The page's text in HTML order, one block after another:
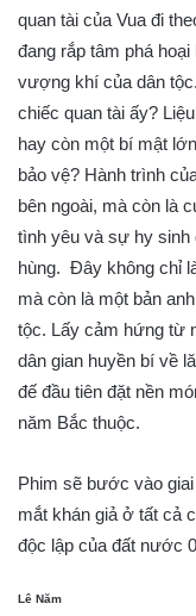
quan tài của Vua đi
đang rắp tâm phá
vượng khí của dân
chiếc quan tài ấy?
hay còn một bí mật
bảo vệ? Hành trình
bên ngoài, mà còn là
tình yêu và sự hy sinh
hùng. Đây không chỉ
mà còn là một bản
tộc. Lấy cảm hứng từ
dân gian huyền bí về
đế đầu tiên đặt nền
năm Bắc thuộc.
Phim sẽ bước vào
mắt khán giả ở tất cả
độc lập của đất nước
Lê Năm